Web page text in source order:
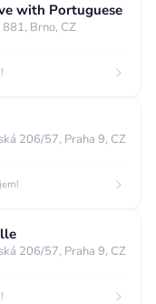
with Portuguese
Brno, CZ
206/57, Praha 9, CZ
206/57, Praha 9, CZ